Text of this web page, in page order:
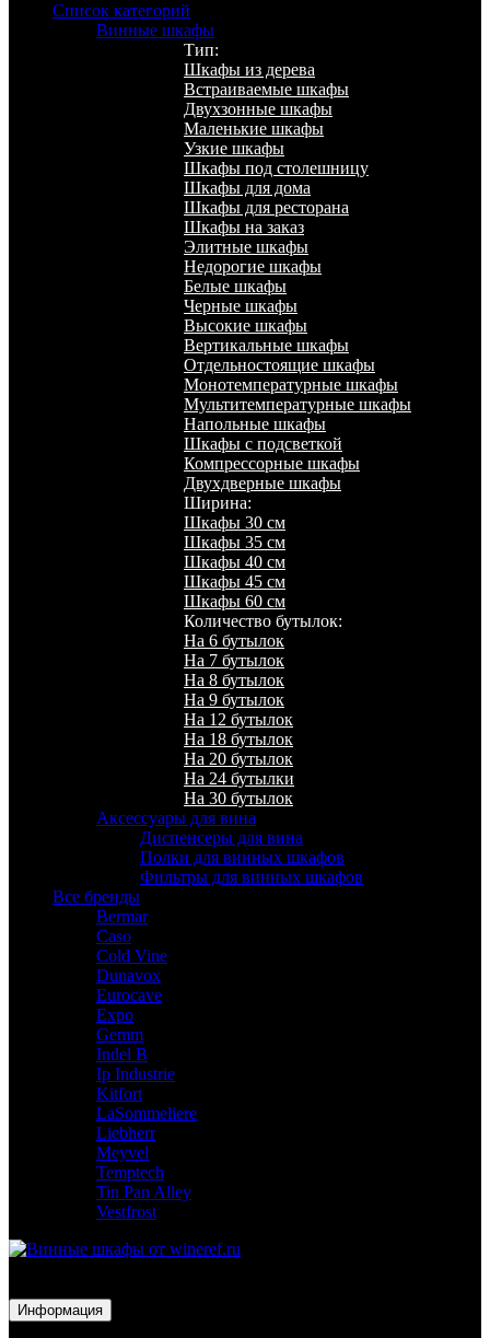
Список категорий
Винные шкафы
Тип:
Шкафы из дерева
Встраиваемые шкафы
Двухзонные шкафы
Маленькие шкафы
Узкие шкафы
Шкафы под столешницу
Шкафы для дома
Шкафы для ресторана
Шкафы на заказ
Элитные шкафы
Недорогие шкафы
Белые шкафы
Черные шкафы
Высокие шкафы
Вертикальные шкафы
Отдельностоящие шкафы
Монотемпературные шкафы
Мультитемпературные шкафы
Напольные шкафы
Шкафы с подсветкой
Компрессорные шкафы
Двухдверные шкафы
Ширина:
Шкафы 30 см
Шкафы 35 см
Шкафы 40 см
Шкафы 45 см
Шкафы 60 см
Количество бутылок:
На 6 бутылок
На 7 бутылок
На 8 бутылок
На 9 бутылок
На 12 бутылок
На 18 бутылок
На 20 бутылок
На 24 бутылки
На 30 бутылок
Аксессуары для вина
Диспенсеры для вина
Полки для винных шкафов
Фильтры для винных шкафов
Все бренды
Bermar
Caso
Cold Vine
Dunavox
Eurocave
Expo
Gemm
Indel B
Ip Industrie
Kitfort
LaSommeliere
Liebherr
Meyvel
Temptech
Tin Pan Alley
Vestfrost
Информация